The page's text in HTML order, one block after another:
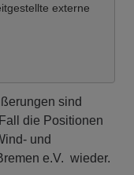
externe
sind
die Positionen
und
e.V. wieder.